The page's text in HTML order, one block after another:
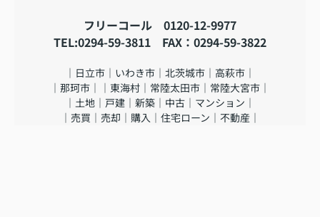
フリーコール 0120-12-9977
TEL:0294-59-3811 FAX：0294-59-3822
｜日立市｜いわき市｜北茨城市｜高萩市｜
｜那珂市｜｜東海村｜常陸太田市｜常陸大宮市｜
｜土地｜戸建｜新築｜中古｜マンション｜
｜売買｜売却｜購入｜住宅ローン｜不動産｜